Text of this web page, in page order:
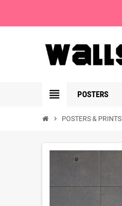
view_headline POSTERS
chevron_right POSTERS & PRINTS